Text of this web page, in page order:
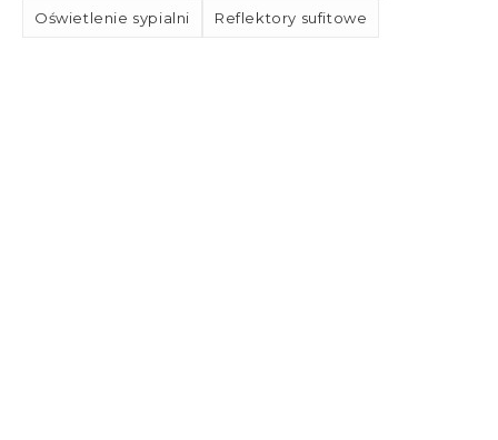
Oświetlenie sypialni Reflektory sufitowe